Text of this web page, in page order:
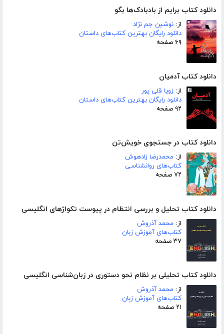
دانلود کتاب برایم از بادبادک‌ها بگو
از: نوشین جم نژاد
دانلود رایگان بهترین کتاب‌های داستان
۶۹ صفحه
دانلود کتاب آدمیان
از: زویا قلی پور
دانلود رایگان بهترین کتاب‌های داستان
۹۲ صفحه
دانلود کتاب در جستجوی خویش‌تن
از: محمدرضا زادهوش
کتاب‌های روانشناسی
۷۲ صفحه
دانلود کتاب تحلیل و بررسی انتظام در پیوست تکواژهای انگلیسی
از: محمد آذروش
کتاب‌های آموزش زبان
۳۷ صفحه
دانلود کتاب تحلیلی بر نظام نحو دستوری در زبان‌شناسی انگلیسی
از: محمد آذروش
کتاب‌های آموزش زبان
۲۱ صفحه